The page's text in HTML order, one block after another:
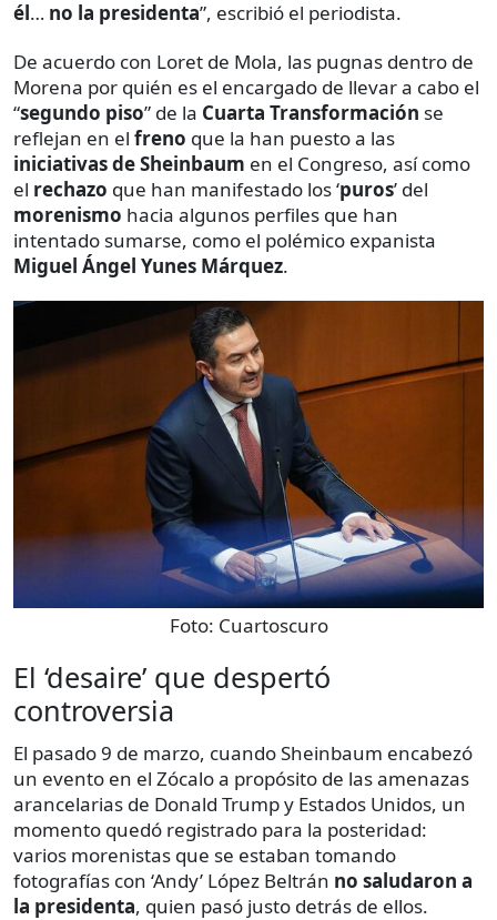
él… no la presidenta”, escribió el periodista.
De acuerdo con Loret de Mola, las pugnas dentro de
Morena por quién es el encargado de llevar a cabo el
“segundo piso” de la Cuarta Transformación se
reflejan en el freno que la han puesto a las
iniciativas de Sheinbaum en el Congreso, así como
el rechazo que han manifestado los ‘puros’ del
morenismo hacia algunos perfiles que han
intentado sumarse, como el polémico expanista
Miguel Ángel Yunes Márquez.
Foto: Cuartoscuro
El ‘desaire’ que despertó
controversia
El pasado 9 de marzo, cuando Sheinbaum encabezó
un evento en el Zócalo a propósito de las amenazas
arancelarias de Donald Trump y Estados Unidos, un
momento quedó registrado para la posteridad:
varios morenistas que se estaban tomando
fotografías con ‘Andy’ López Beltrán no saludaron a
la presidenta, quien pasó justo detrás de ellos.